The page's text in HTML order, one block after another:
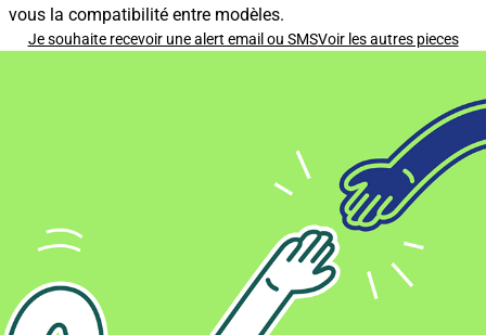
vous la compatibilité entre modèles.
Je souhaite recevoir une alert email ou SMSVoir les autres pieces